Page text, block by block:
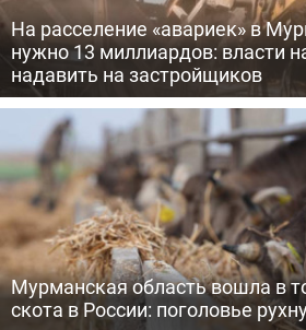
На расселение «авариек» в
нужно 13 миллиардов: власти
надавить на застройщиков
Мурманская область вошла в
скота в России: поголовье